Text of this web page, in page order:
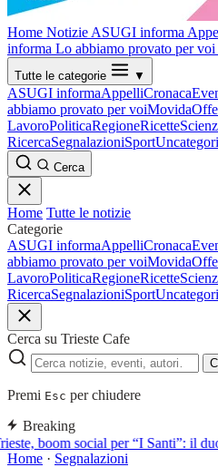
Home Notizie ASUGI informa
informa Lo abbiamo provato per voi
Tutte le categorie ▼
ASUGI informaAppelliCronaca
abbiamo provato per voiMovida
LavoroPoliticaRegioneRicette
RicercaSegnalazioniSport
Cerca
Home Tutte le notizie
Categorie
ASUGI informaAppelliCronaca
abbiamo provato per voiMovida
LavoroPoliticaRegioneRicette
RicercaSegnalazioniSport
Cerca su Trieste Cafe
Premi Esc per chiudere
Breaking
boom social per “I Santi”: il
Home · Segnalazioni